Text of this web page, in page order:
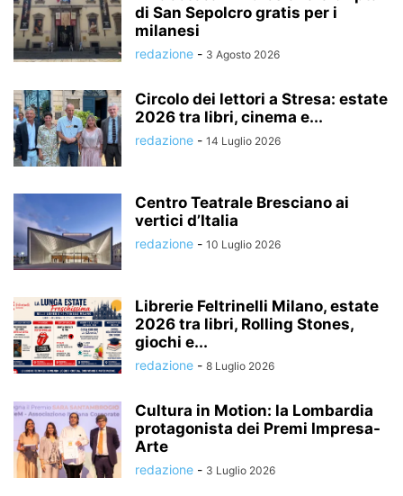
di San Sepolcro gratis per i
milanesi
redazione - 3 Agosto 2026
Circolo dei lettori a Stresa: estate
2026 tra libri, cinema e...
redazione - 14 Luglio 2026
Centro Teatrale Bresciano ai
vertici d’Italia
redazione - 10 Luglio 2026
Librerie Feltrinelli Milano, estate
2026 tra libri, Rolling Stones,
giochi e...
redazione - 8 Luglio 2026
Cultura in Motion: la Lombardia
protagonista dei Premi Impresa-
Arte
redazione - 3 Luglio 2026